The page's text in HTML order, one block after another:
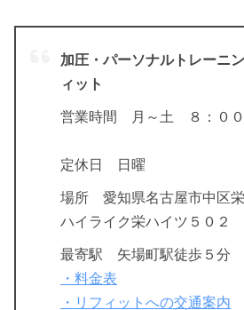
加圧・パーソナルトレーニ
ィット
営業時間 月～土 ８：００
定休日 日曜
場所 愛知県名古屋市中区
ハイライク栄ハイツ５０２
最寄駅 矢場町駅徒歩５分
・料金表
・リフィットへの交通案内